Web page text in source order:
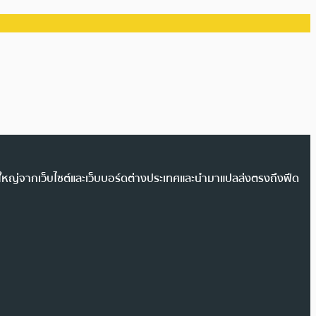
จากเว็บไซต์และเว็บบอร์ดต่างประเทศและนำมาแปลส่งตรงถึงฟีด